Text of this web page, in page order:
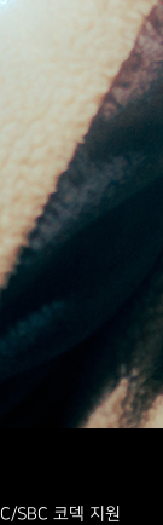
SBC 코덱 지원